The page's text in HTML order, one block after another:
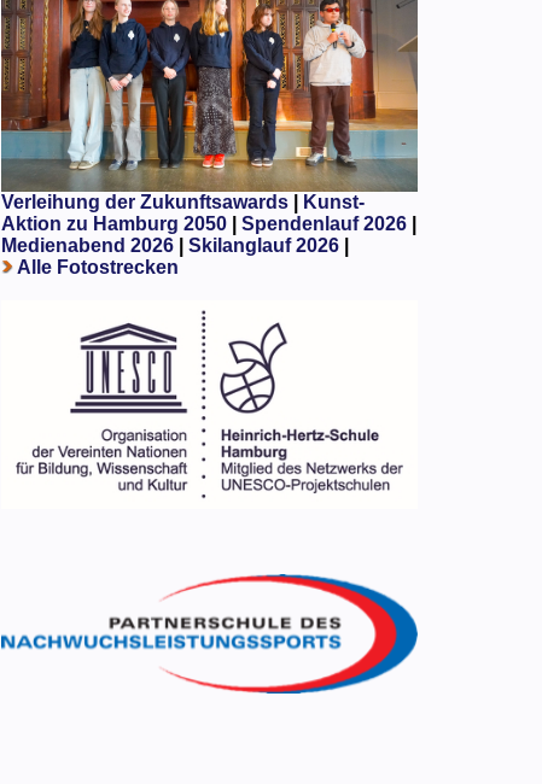
Verleihung der Zukunftsawards|
Kunst-
Aktion zu Hamburg 2050
Spendenlauf 2026|
Medienabend 2026| Skilanglauf 2026|
Alle Fotostrecken